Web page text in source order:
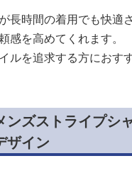
長時間の着用でも快適
感を高めてくれます。
ルを追求する方におす
ンズストライプシ
ザイン